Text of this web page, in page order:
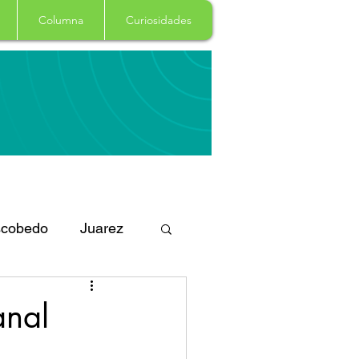
Columna Curiosidades
Juarez
Arte